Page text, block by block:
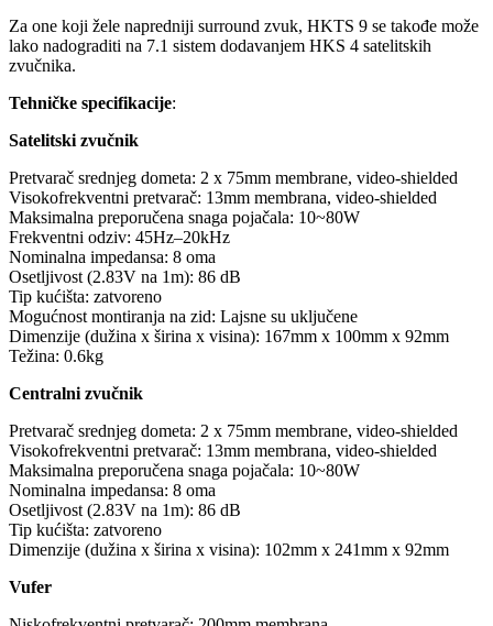
Za one koji žele napredniji surround zvuk, HKTS 9 se takođe može
lako nadograditi na 7.1 sistem dodavanjem HKS 4 satelitskih
zvučnika.
Tehničke specifikacije:
Satelitski zvučnik
Pretvarač srednjeg dometa: 2 x 75mm membrane, video-shielded
Visokofrekventni pretvarač: 13mm membrana, video-shielded
Maksimalna preporučena snaga pojačala: 10~80W
Frekventni odziv: 45Hz–20kHz
Nominalna impedansa: 8 oma
Osetljivost (2.83V na 1m): 86 dB
Tip kućišta: zatvoreno
Mogućnost montiranja na zid: Lajsne su uključene
Dimenzije (dužina x širina x visina): 167mm x 100mm x 92mm
Težina: 0.6kg
Centralni zvučnik
Pretvarač srednjeg dometa: 2 x 75mm membrane, video-shielded
Visokofrekventni pretvarač: 13mm membrana, video-shielded
Maksimalna preporučena snaga pojačala: 10~80W
Nominalna impedansa: 8 oma
Osetljivost (2.83V na 1m): 86 dB
Tip kućišta: zatvoreno
Dimenzije (dužina x širina x visina): 102mm x 241mm x 92mm
Vufer